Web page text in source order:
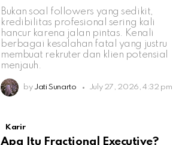
Bukan soal followers yang sedikit,
kredibilitas profesional sering kali
hancur karena jalan pintas. Kenali
berbagai kesalahan fatal yang justru
membuat rekruter dan klien potensial
menjauh.
by Jati Sunarto July 27, 2026, 4:32 pm
Karir
Apa Itu Fractional Executive?